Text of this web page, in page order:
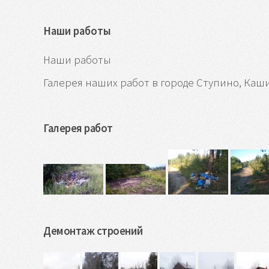
Наши работы
Наши работы
Галерея наших работ в городе Ступино,
Галерея работ
Демонтаж строений